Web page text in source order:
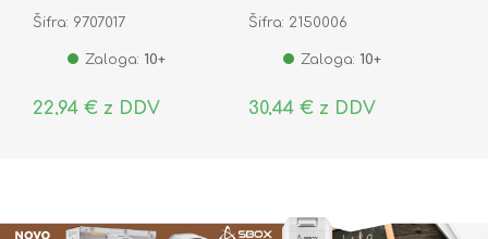
Šifra: 9707017
Zaloga: 10+
22,94 € z DDV
Šifra: 2150006
Zaloga: 10+
30,44 € z DDV